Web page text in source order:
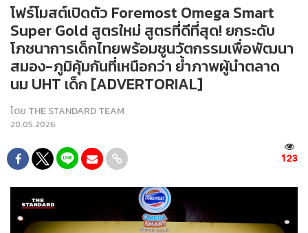
โฟร์โมสต์เปิดตัว Foremost Omega Smart
Super Gold สูตรใหม่ สูตรที่ดีที่สุด! ยกระดับ
โภชนาการเด็กไทยพร้อมชูนวัตกรรมเพื่อพัฒนา
สมอง-ภูมิคุ้มกันที่เหนือกว่า ย้ำภาพผู้นำตลาด
นม UHT เด็ก [ADVERTORIAL]
โดย THE STANDARD TEAM
20.05.2026
123